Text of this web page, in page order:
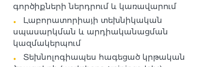
գործիքների ներդրում և կառավարում
Լաբորատորիայի տեխնիկական
սպասարկման և արդիականացման
կազմակերպում
Տեխնոլոգիապես հագեցած կրթական